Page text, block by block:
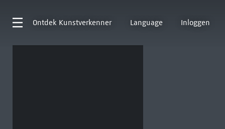
Ontdek Kunstverkenner Language Inloggen